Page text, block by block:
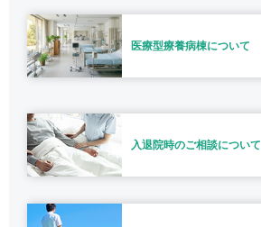
医療型療養病棟について
入退院時のご相談について